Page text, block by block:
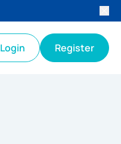
Login Register